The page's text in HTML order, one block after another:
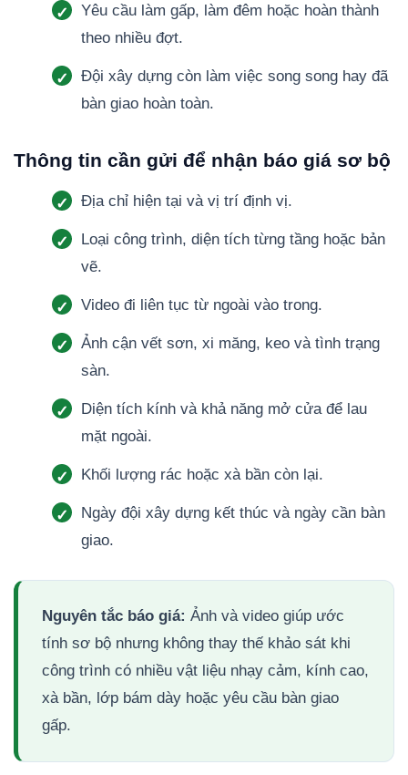
Yêu cầu làm gấp, làm đêm hoặc hoàn thành
theo nhiều đợt.
Đội xây dựng còn làm việc song song hay đã
bàn giao hoàn toàn.
Thông tin cần gửi để nhận báo giá sơ bộ
Địa chỉ hiện tại và vị trí định vị.
Loại công trình, diện tích từng tầng hoặc bản
vẽ.
Video đi liên tục từ ngoài vào trong.
Ảnh cận vết sơn, xi măng, keo và tình trạng
sàn.
Diện tích kính và khả năng mở cửa để lau
mặt ngoài.
Khối lượng rác hoặc xà bần còn lại.
Ngày đội xây dựng kết thúc và ngày cần bàn
giao.
Nguyên tắc báo giá: Ảnh và video giúp ước
tính sơ bộ nhưng không thay thế khảo sát khi
công trình có nhiều vật liệu nhạy cảm, kính cao,
xà bần, lớp bám dày hoặc yêu cầu bàn giao
gấp.